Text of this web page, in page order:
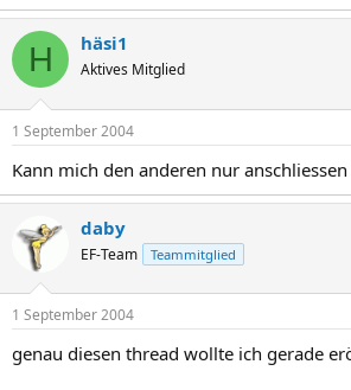
H häsi1
Aktives Mitglied
1 September 2004
Kann mich den anderen nur anschliessen
daby
EF-Team Teammitglied
1 September 2004
genau diesen thread wollte ich gerade